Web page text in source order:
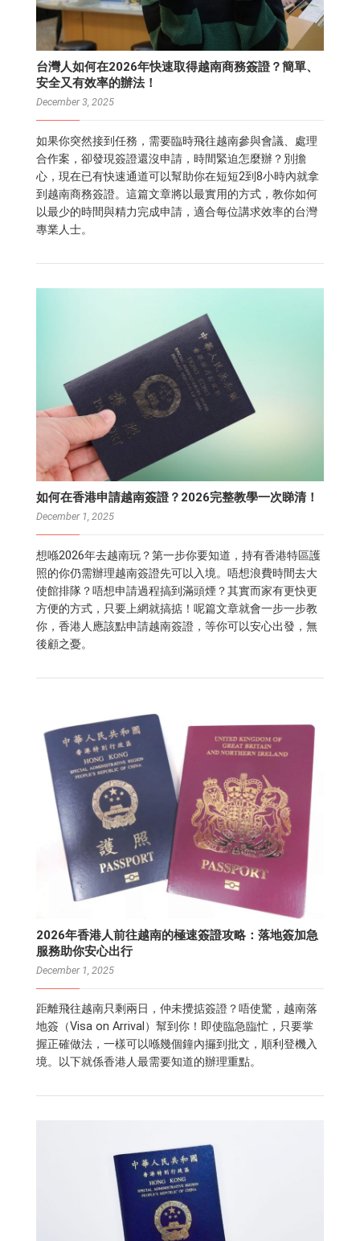
台灣人如何在2026年快速取得越南商務簽證？簡單、
安全又有效率的辦法！
December 3, 2025
如果你突然接到任務，需要臨時飛往越南參與會議、處理
合作案，卻發現簽證還沒申請，時間緊迫怎麼辦？別擔
心，現在已有快速通道可以幫助你在短短2到8小時內就拿
到越南商務簽證。這篇文章將以最實用的方式，教你如何
以最少的時間與精力完成申請，適合每位講求效率的台灣
專業人士。
如何在香港申請越南簽證？2026完整教學一次睇清！
December 1, 2025
想喺2026年去越南玩？第一步你要知道，持有香港特區護
照的你仍需辦理越南簽證先可以入境。唔想浪費時間去大
使館排隊？唔想申請過程搞到滿頭煙？其實而家有更快更
方便的方式，只要上網就搞掂！呢篇文章就會一步一步教
你，香港人應該點申請越南簽證，等你可以安心出發，無
後顧之憂。
2026年香港人前往越南的極速簽證攻略：落地簽加急
服務助你安心出行
December 1, 2025
距離飛往越南只剩兩日，仲未攪掂簽證？唔使驚，越南落
地簽（Visa on Arrival）幫到你！即使臨急臨忙，只要掌
握正確做法，一樣可以喺幾個鐘內攞到批文，順利登機入
境。以下就係香港人最需要知道的辦理重點。